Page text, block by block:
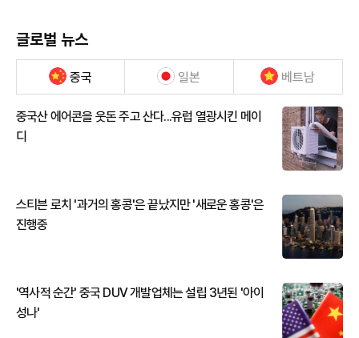
글로벌 뉴스
중국 일본 베트남
중국산 에어콘을 웃돈 주고 산다...유럽 열광시킨 메이
디
스티븐 로치 '과거의 홍콩'은 끝났지만 '새로운 홍콩'은
진행중
'역사적 순간' 중국 DUV 개발업체는 설립 3년된 '아이
성나'